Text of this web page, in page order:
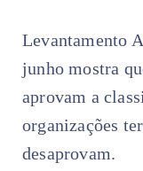
Levantamento
junho mostra
aprovam a
organizações
desaprovam.